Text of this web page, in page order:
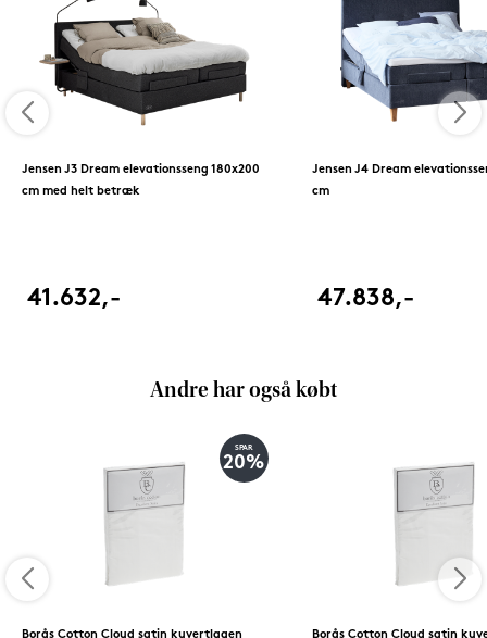
Jensen J3 Dream elevationsseng 180x200
cm med helt betræk
41.632,-
Jensen J4 Dream
cm
47.838,-
Andre har også købt
SPAR
20%